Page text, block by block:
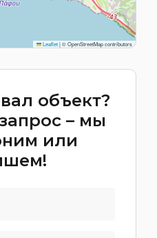
Leaflet|© OpenStreetMap contributors
объект?
– мы
или